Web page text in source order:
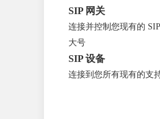
SIP 网关
连接并控制您现有的
大号
SIP 设备
连接到您所有现有的支